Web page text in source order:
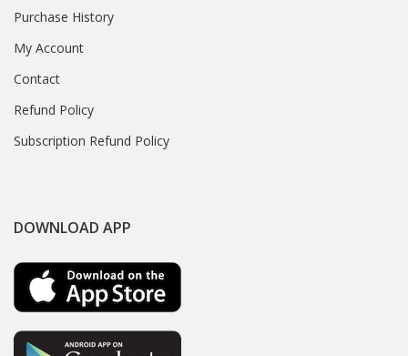
Purchase History
My Account
Contact
Refund Policy
Subscription Refund Policy
DOWNLOAD APP